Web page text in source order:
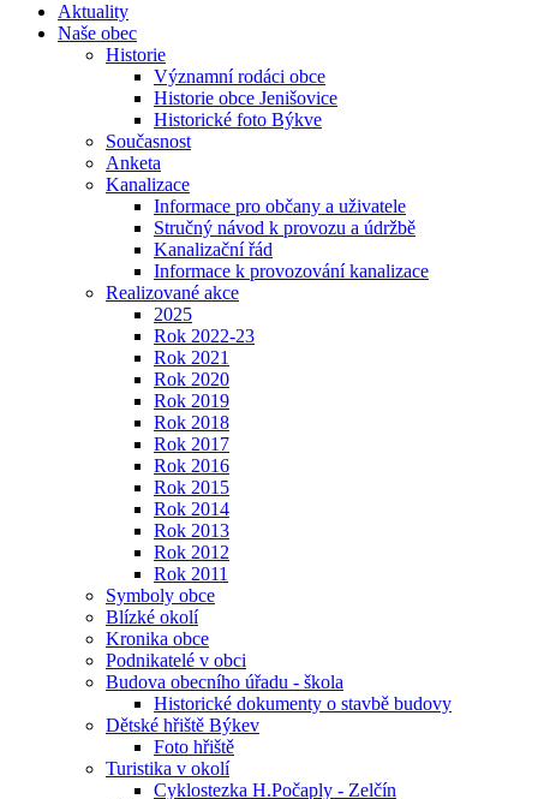
Aktuality
Naše obec
Historie
Významní rodáci obce
Historie obce Jenišovice
Historické foto Býkve
Současnost
Anketa
Kanalizace
Informace pro občany a uživatele
Stručný návod k provozu a údržbě
Kanalizační řád
Informace k provozování kanalizace
Realizované akce
2025
Rok 2022-23
Rok 2021
Rok 2020
Rok 2019
Rok 2018
Rok 2017
Rok 2016
Rok 2015
Rok 2014
Rok 2013
Rok 2012
Rok 2011
Symboly obce
Blízké okolí
Kronika obce
Podnikatelé v obci
Budova obecního úřadu - škola
Historické dokumenty o stavbě budovy
Dětské hřiště Býkev
Foto hřiště
Turistika v okolí
Cyklostezka H.Počaply - Zelčín